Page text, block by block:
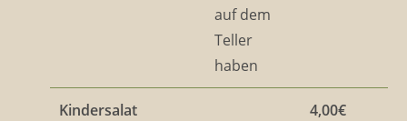
auf dem
Teller
haben
Kindersalat 4,00€